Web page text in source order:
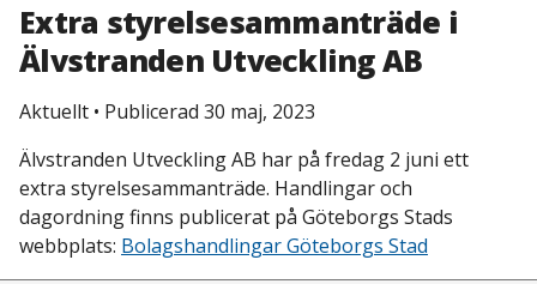
Extra styrelsesammanträde i
Älvstranden Utveckling AB
Aktuellt • Publicerad 30 maj, 2023
Älvstranden Utveckling AB har på fredag 2 juni ett
extra styrelsesammanträde. Handlingar och
dagordning finns publicerat på Göteborgs Stads
webbplats: Bolagshandlingar Göteborgs Stad